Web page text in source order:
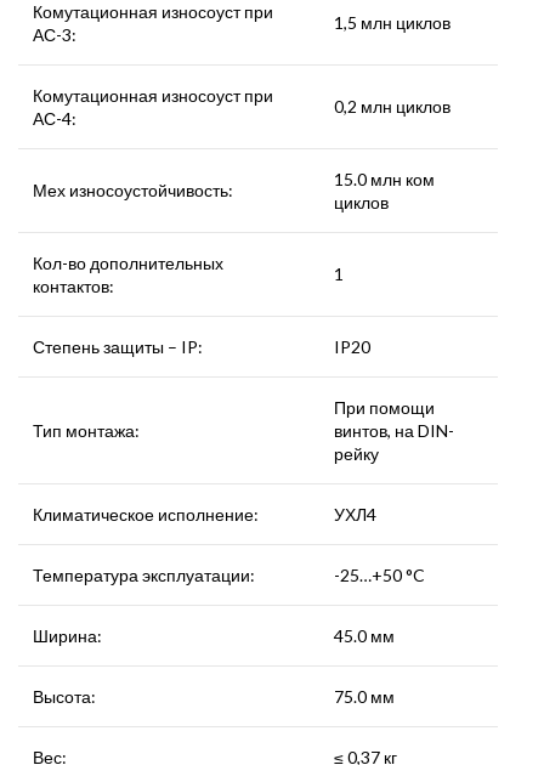
Комутационная износоуст при
АС-3:
1,5 млн циклов
Комутационная износоуст при
АС-4:
0,2 млн циклов
Мех износоустойчивость:
15.0 млн ком
циклов
Кол-во дополнительных
контактов:
1
Степень защиты – IP: IP20
Тип монтажа:
При помощи
винтов, на DIN-
рейку
Климатическое исполнение: УХЛ4
Температура эксплуатации: -25…+50 °C
Ширина: 45.0 мм
Высота: 75.0 мм
Вес: ≤ 0,37 кг